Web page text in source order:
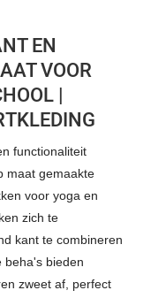
EN
VOOR
|
functionaliteit
maat gemaakte
voor yoga en
zich te
kant te combineren
beha's bieden
zweet af, perfect